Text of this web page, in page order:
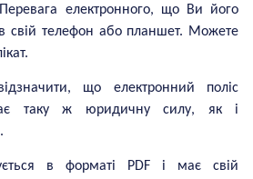
електронного, що Ви його
свій телефон або планшет. Можете
що електронний поліс
таку ж юридичну силу, як і
в форматі PDF і має свій